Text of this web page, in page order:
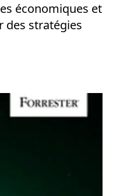
économiques et
des stratégies